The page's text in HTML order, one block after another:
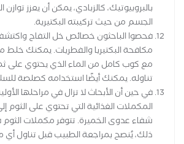
بالبروبيوتيك، كالزبادي، يمكن أن يعزز
الجسم من حيث تركيبته البكتيرية.
فحصوا الباحثون خصائص خل التفاح
مكافحة البكتيريا والفطريات. يمكنك خلط
مع كوب كامل من الماء الذي يحتوي على
تناوله. يمكنك أيضًا استخدامه كصلصة
في حين أن الأبحاث لا تزال في مراحلها
المكملات الغذائية التي تحتوي على الثوم
شفاء عدوى الخميرة. تتوفر مكملات
ذلك، يُنصح بمراجعة الطبيب قبل تناول أي